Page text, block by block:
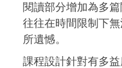
閱讀部分增加為多
往往在時間限制下
所遺憾。
課程設計針對有多